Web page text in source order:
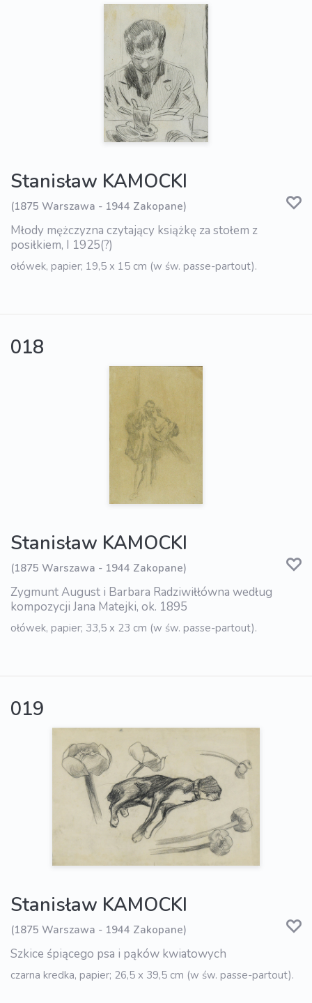
Stanisław KAMOCKI
(1875 Warszawa - 1944 Zakopane)
Młody mężczyzna czytający książkę za stołem z
posiłkiem, I 1925(?)
ołówek, papier; 19,5 x 15 cm (w św. passe-partout).
018
Stanisław KAMOCKI
(1875 Warszawa - 1944 Zakopane)
Zygmunt August i Barbara Radziwiłłówna według
kompozycji Jana Matejki, ok. 1895
ołówek, papier; 33,5 x 23 cm (w św. passe-partout).
019
Stanisław KAMOCKI
(1875 Warszawa - 1944 Zakopane)
Szkice śpiącego psa i pąków kwiatowych
czarna kredka, papier; 26,5 x 39,5 cm (w św. passe-partout).